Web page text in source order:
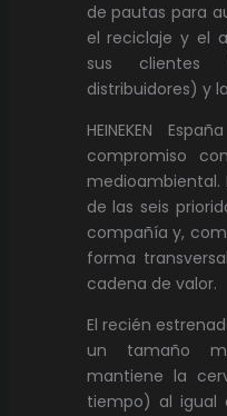
de pautas para
el reciclaje y el
sus clientes
distribuidores) y
HEINEKEN
compromiso
medioambiental.
de las seis
compañía y,
forma
cadena de valor.
El recién
un tamaño
mantiene la
tiempo) al igual